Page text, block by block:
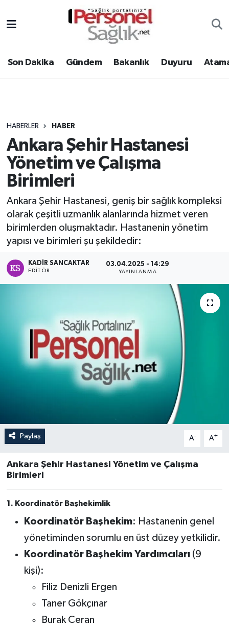
Son Dakika Gündem Bakanlık Duyuru
HABERLER HABER
Ankara Şehir Hastanesi
Yönetim ve Çalışma
Birimleri
Ankara Şehir Hastanesi, geniş bir sağlık kompleksi
olarak çeşitli uzmanlık alanlarında hizmet veren
birimlerden oluşmaktadır. Hastanenin yönetim
yapısı ve birimleri şu şekildedir:
KADIR SANCAKTAR
EDITÖR
03.04.2025 - 14:29
YAYINLANMA
Paylaş A- A+
Ankara Şehir Hastanesi Yönetim ve Çalışma
Birimleri
1. Koordinatör Başhekimlik
Koordinatör Başhekim: Hastanenin genel
yönetiminden sorumlu en üst düzey yetkilidir.
Koordinatör Başhekim Yardımcıları(9
kişi):
Filiz Denizli Ergen
Taner Gökçınar
Burak Ceran
Gündem
Atamalar
Mevzuat
Sendika
Kpss - Sınav
Nöbetçi Eczaneler
Hava Durumu
Tüm Manşetler
Son Dakika Haberleri
Haber Arşivi